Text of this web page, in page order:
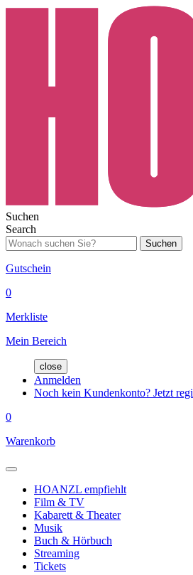
Suchen
Search
Suchen
Gutschein
0
Merkliste
Mein Bereich
close
Anmelden
Noch kein Kundenkonto? Jetzt
0
Warenkorb
HOANZL empfiehlt
Film & TV
Kabarett & Theater
Musik
Buch & Hörbuch
Streaming
Tickets